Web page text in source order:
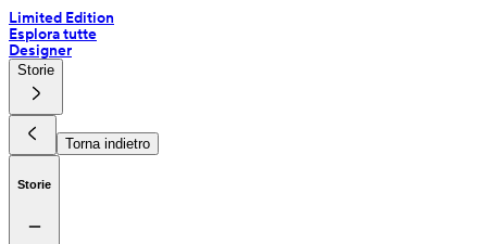
Limited Edition
Esplora tutte
Designer
Storie
Torna indietro
Storie